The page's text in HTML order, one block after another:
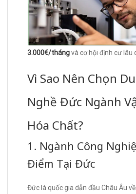
3.000€/thángvà cơ hội định cư lâu
Vì Sao Nên Chọn
Nghề Đức Ngành
Hóa Chất?
1. Ngành Công
Điểm Tại Đức
Đức là quốc gia dẫn đầu Châu Âu